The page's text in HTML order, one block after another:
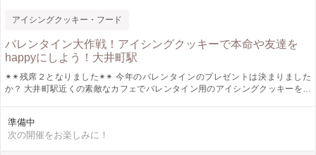
アイシングクッキー・フード
バレンタイン大作戦！アイシングクッキーで本命や友達を
happyにしよう！大井町駅
✴︎✴︎残席２となりました✴︎✴︎ 今年のバレンタインのプレゼントは決まりました
か？ 大井町駅近くの素敵なカフェでバレンタイン用のアイシングクッキーを作
備の手間はお任せください。 ご参加の皆様には、こだわりの素材を使ったアイ
シングクッキーを仕上げていただきます。くまちゃんのハート部分にメッセーを
準備中
次の開催をお楽しみに！